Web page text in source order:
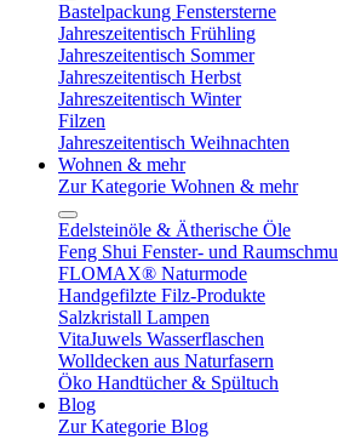
Bastelpackung Fenstersterne
Jahreszeitentisch Frühling
Jahreszeitentisch Sommer
Jahreszeitentisch Herbst
Jahreszeitentisch Winter
Filzen
Jahreszeitentisch Weihnachten
Wohnen & mehr
Zur Kategorie Wohnen & mehr
Edelsteinöle & Ätherische Öle
Feng Shui Fenster- und Raumschmu
FLOMAX® Naturmode
Handgefilzte Filz-Produkte
Salzkristall Lampen
VitaJuwels Wasserflaschen
Wolldecken aus Naturfasern
Öko Handtücher & Spültuch
Blog
Zur Kategorie Blog